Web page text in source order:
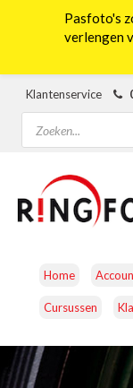
Klantenservice
Producten
zoeken
Home
Cursussen
CAMERA’S
Pasfoto's
verlengen